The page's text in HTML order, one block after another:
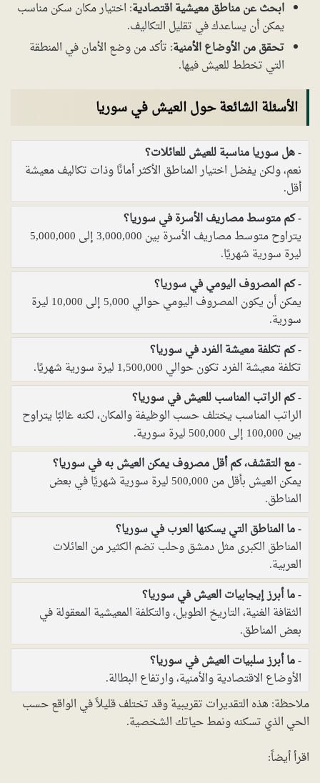
ابحث عن مناطق معيشية اقتصادية: اختيار مكان سكن مناسب
يمكن أن يساعدك في تقليل التكاليف.
تحقق من الأوضاع الأمنية: تأكد من وضع الأمان في المنطقة
التي تخطط للعيش فيها.
الأسئلة الشائعة حول العيش في سوريا
هل سوريا مناسبة للعيش للعائلات؟
نعم، ولكن يفضل اختيار المناطق الأكثر أمانًا وذات تكاليف معيشة
أقل.
كم متوسط مصاريف الأسرة في سوريا؟
يتراوح متوسط مصاريف الأسرة بين 3,000,000 إلى 5,000,000
ليرة سورية شهريًا.
كم المصروف اليومي في سوريا؟
يمكن أن يكون المصروف اليومي حوالي 5,000 إلى 10,000 ليرة
سورية.
كم تكلفة معيشة الفرد في سوريا؟
تكلفة معيشة الفرد تكون حوالي 1,500,000 ليرة سورية شهريًا.
كم الراتب المناسب للعيش في سوريا؟
الراتب المناسب يختلف حسب الوظيفة والمكان، لكنه غالبًا يتراوح
بين 100,000 إلى 500,000 ليرة سورية.
مع التقشف، كم أقل مصروف يمكن العيش به في سوريا؟
يمكن العيش بأقل من 500,000 ليرة سورية شهريًا في بعض
المناطق.
ما المناطق التي يسكنها العرب في سوريا؟
المناطق الكبرى مثل دمشق وحلب تضم الكثير من العائلات
العربية.
ما أبرز إيجابيات العيش في سوريا؟
الثقافة الغنية، التاريخ الطويل، والتكلفة المعيشية المعقولة في
بعض المناطق.
ما أبرز سلبيات العيش في سوريا؟
الأوضاع الاقتصادية والأمنية، وارتفاع البطالة.
ملاحظة: هذه التقديرات تقريبية وقد تختلف قليلاً في الواقع حسب
الحي الذي تسكنه ونمط حياتك الشخصية.
اقرأ أيضاً: